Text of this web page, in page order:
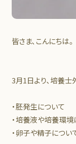
皆さま、こんにちは。
3月1日より、培養士
・胚発生について
・培養液や培養環境
・卵子や精子につい